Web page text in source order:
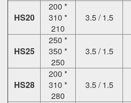
HS20
200 *
310 *
210
3.5 / 1.5
HS25
250 *
350 *
250
3.5 / 1.5
HS28
200 *
310 *
280
3.5 / 1.5